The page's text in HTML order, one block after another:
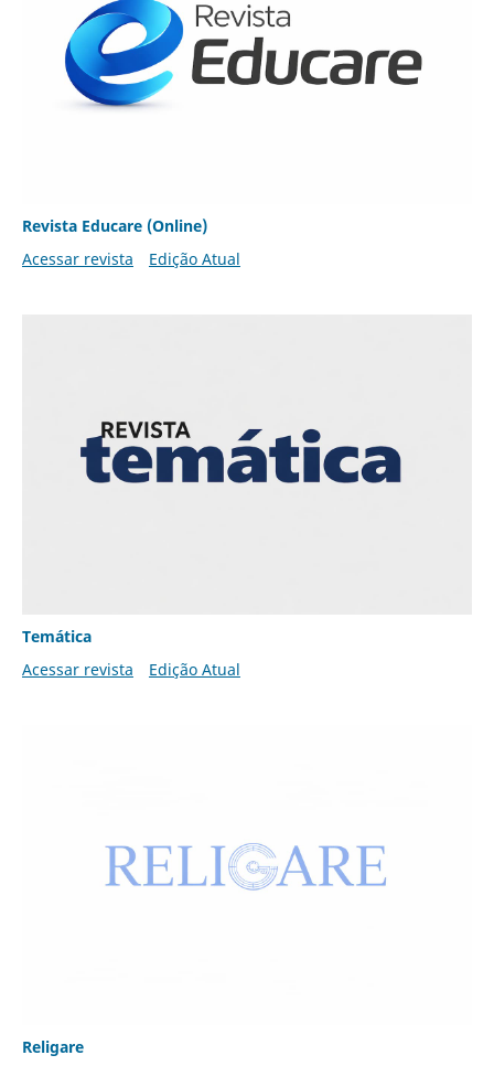
Revista Educare (Online)
Acessar revista
Edição Atual
Temática
Acessar revista
Edição Atual
Religare